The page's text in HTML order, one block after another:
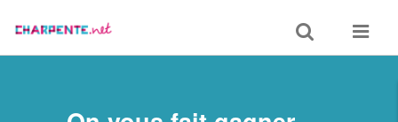
Toggle
search
Toggle